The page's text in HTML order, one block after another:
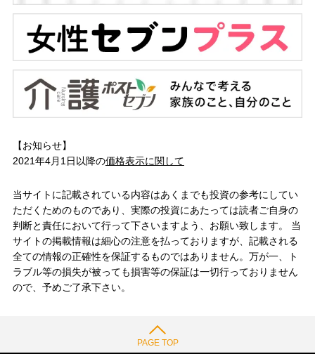
【お知らせ】
2021年4月1日以降の価格表示に関して
当サイトに記載されている内容はあくまでも投資の参考にしてい
ただくためのものであり、実際の投資にあたっては読者ご自身の
判断と責任において行って下さいますよう、お願い致します。 当
サイトの掲載情報は細心の注意を払っておりますが、記載される
全ての情報の正確性を保証するものではありません。万が一、ト
ラブル等の損失が被っても損害等の保証は一切行っておりません
ので、予めご了承下さい。
PAGE TOP